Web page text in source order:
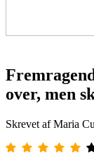
over, men
Skrevet af Maria